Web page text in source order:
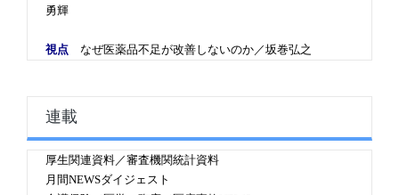
勇輝
視点 なぜ医薬品不足が改善しないのか／坂巻弘之
連載
厚生関連資料／審査機関統計資料
月間NEWSダイジェスト